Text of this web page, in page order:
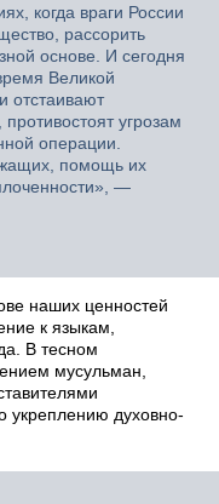
когда враги России
рассорить
основе. И сегодня
Великой
отстаивают
угрозам
операции.
помощь их
—
наших ценностей
к языкам,
В тесном
мусульман,
укреплению духовно-